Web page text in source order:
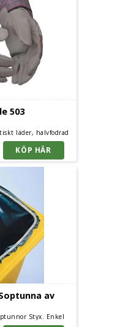
503
läder, halvfodrad
och knogar. Finns i
av
Styx. Enkel